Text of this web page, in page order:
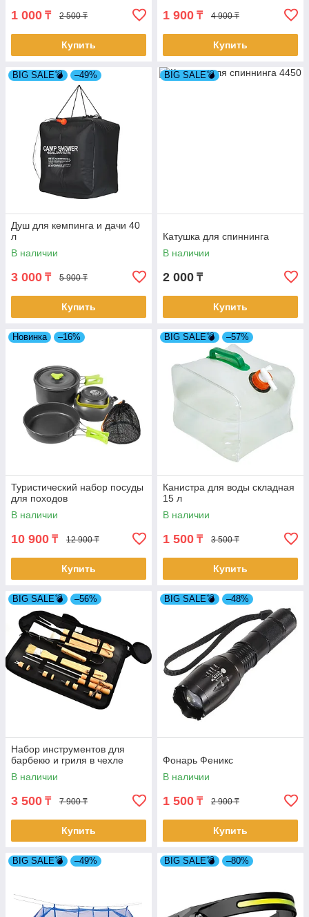
1 000 ₸ 2 500 ₸
Купить
1 900 ₸ 4 900 ₸
Купить
BIG SALE💣 –49%
Душ для кемпинга и дачи 40
л
В наличии
3 000 ₸ 5 900 ₸
Купить
BIG SALE💣
Катушка для спиннинга
В наличии
2 000 ₸
Купить
Новинка –16%
Туристический набор посуды
для походов
В наличии
10 900 ₸ 12 900 ₸
Купить
BIG SALE💣 –57%
Канистра для воды складная
15 л
В наличии
1 500 ₸ 3 500 ₸
Купить
BIG SALE💣 –56%
Набор инструментов для
барбекю и гриля в чехле
В наличии
3 500 ₸ 7 900 ₸
Купить
BIG SALE💣 –48%
Фонарь Феникс
В наличии
1 500 ₸ 2 900 ₸
Купить
BIG SALE💣 –49% BIG SALE💣 –80%